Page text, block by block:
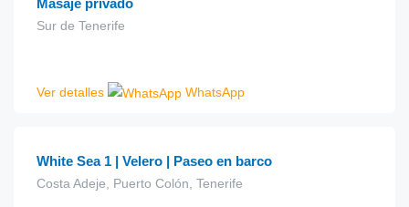
Sur de Tenerife
Ver detalles WhatsApp
€39.00
White Sea 1 | Velero | Paseo en barco
Costa Adeje, Puerto Colón, Tenerife